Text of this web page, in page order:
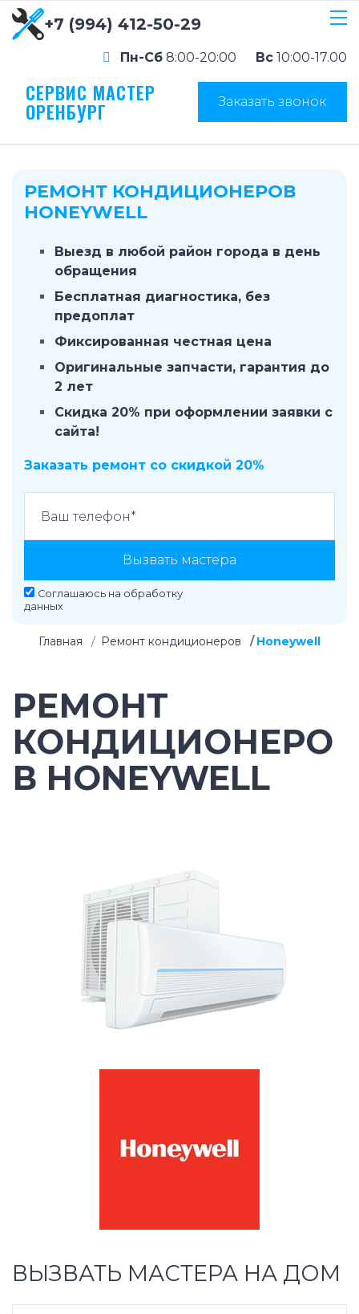
+7 (994) 412-50-29
Пн-Сб 8:00-20:00 Вс 10:00-17.00
СЕРВИС МАСТЕР
ОРЕНБУРГ Заказать звонок
РЕМОНТ КОНДИЦИОНЕРОВ
HONEYWELL
Выезд в любой район города в день
обращения
Бесплатная диагностика, без
предоплат
Фиксированная честная цена
Оригинальные запчасти, гарантия до
2 лет
Скидка 20% при оформлении заявки с
сайта!
Заказать ремонт со скидкой 20%
Вызвать мастера
Соглашаюсь на обработку
данных
Главная Ремонт кондиционеров Honeywell
РЕМОНТ
КОНДИЦИОНЕРО
В HONEYWELL
ВЫЗВАТЬ МАСТЕРА НА ДОМ